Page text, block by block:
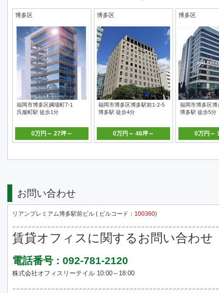
博多区
福岡市博多区綱場町7-1
呉服町駅 徒歩1分
0万円～ 27坪～
博多区
福岡市博多区博多駅前1-2-5
博多駅 徒歩4分
0万円～ 46坪～
博多区
福岡市博多区
博多駅 徒歩5分
0万円～
お問い合わせ
リアンプレミアム博多駅前ビル ( ビルコード： 100360)
賃貸オフィスに関するお問い合わせ
電話番号 : 092-781-2120
株式会社オフィスリーテイル 10:00～18:00